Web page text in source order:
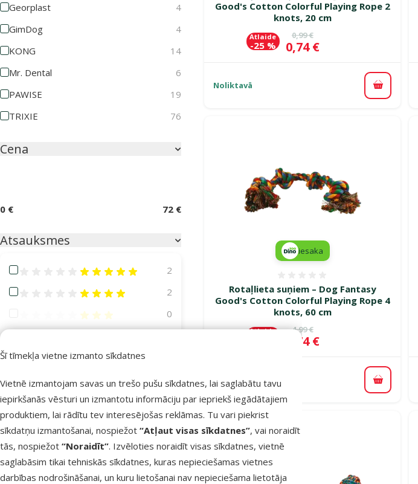
Šī tīmekļa vietne izmanto sīkdatnes
Vietnē izmantojam savas un trešo pušu sīkdatnes, lai saglabātu tavu
iepirkšanās vēsturi un izmantotu informāciju par iepriekš iegādātajiem
produktiem, lai rādītu tev interesējošas reklāmas. Tu vari piekrist
sīkdatņu izmantošanai, nospiežot “Atļaut visas sīkdatnes”, vai noraidīt
tās, nospiežot “Noraidīt”. Izvēloties noraidīt visas sīkdatnes, vietnē
saglabāsim tikai tehniskās sīkdatnes, kuras nepieciešamas vietnes
darbības nodrošināšanai, un kuru lietošanai nav nepieciešama lietotāja
Georplast
4
GimDog
4
KONG
14
Mr. Dental
6
PAWISE
19
TRIXIE
76
Cena
0 € 72 €
Atsauksmes
Atsauksmes 100%
2
Atsauksmes 80%
2
Atsauksmes 60%
0
Atsauksmes 20%
Krāsa
Balta BrūnaBrūna/Bēša
Bēša DabīgaDaudzkrāsains
Dzeltena
Gaiši brūnaGaiši pelēka Pelēka
SarkanaTirkīzzilaVioleta Zaļa Zila Zilzaļa
Materiāls
Atlasīt pēc: materiāls
Good's Cotton Colorful Playing Rope 2
knots, 20 cm
Oriģinālā cena
0,99 €
Cena
0,74 €
Atlaide
-25 %
Noliktavā
Rotaļlieta suņiem – Dog Fantasy
Good's Cotton Colorful Playing Rope 4
knots, 60 cm
Oriģinālā cena
4,99 €
Cena
3,74 €
Atlaide
iesaka
Noliktavā